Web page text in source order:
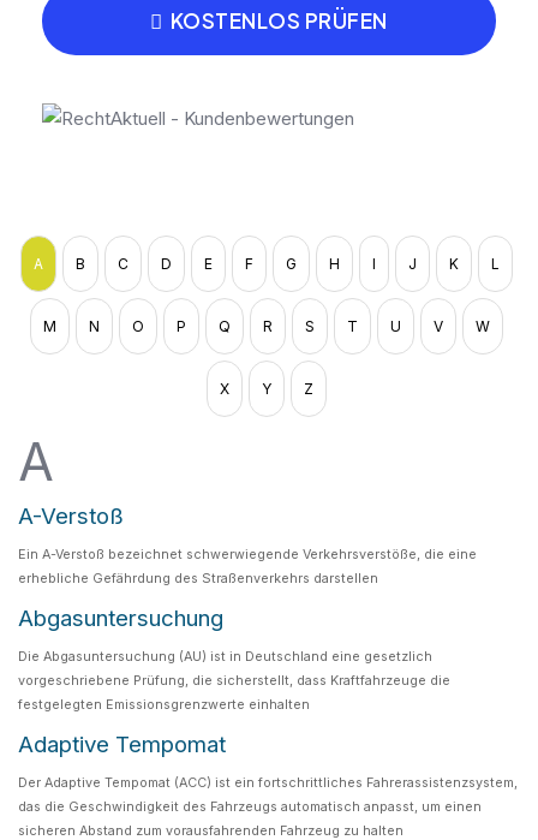
KOSTENLOS PRÜFEN
A B C D E F G H I J K L
M N O P Q R S T U V W
X Y Z
A
A-Verstoß
Ein A-Verstoß bezeichnet schwerwiegende Verkehrsverstöße, die eine
erhebliche Gefährdung des Straßenverkehrs darstellen
Abgasuntersuchung
Die Abgasuntersuchung (AU) ist in Deutschland eine gesetzlich
vorgeschriebene Prüfung, die sicherstellt, dass Kraftfahrzeuge die
festgelegten Emissionsgrenzwerte einhalten
Adaptive Tempomat
Der Adaptive Tempomat (ACC) ist ein fortschrittliches Fahrerassistenzsystem,
das die Geschwindigkeit des Fahrzeugs automatisch anpasst, um einen
sicheren Abstand zum vorausfahrenden Fahrzeug zu halten